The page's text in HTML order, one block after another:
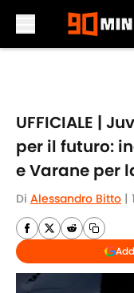
UFFICIALE |
per il futuro:
e Varane per
Di Alessandro Bitto |